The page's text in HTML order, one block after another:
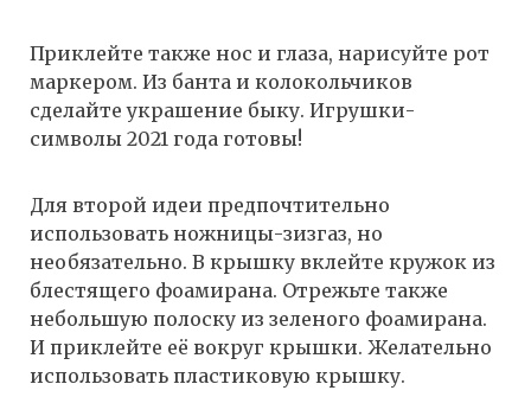
Приклейте также нос и глаза, нарисуйте рот
маркером. Из банта и колокольчиков
сделайте украшение быку. Игрушки-
символы 2021 года готовы!
Для второй идеи предпочтительно
использовать ножницы-зизгаз, но
необязательно. В крышку вклейте кружок из
блестящего фоамирана. Отрежьте также
небольшую полоску из зеленого фоамирана.
И приклейте её вокруг крышки. Желательно
использовать пластиковую крышку.